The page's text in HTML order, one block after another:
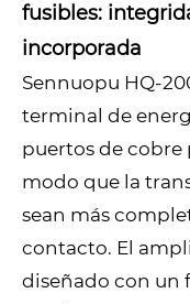
fusibles:
incorporada
Sennuopu HQ-
terminal de
puertos de cobre
modo que la
sean más
contacto. El
diseñado con un